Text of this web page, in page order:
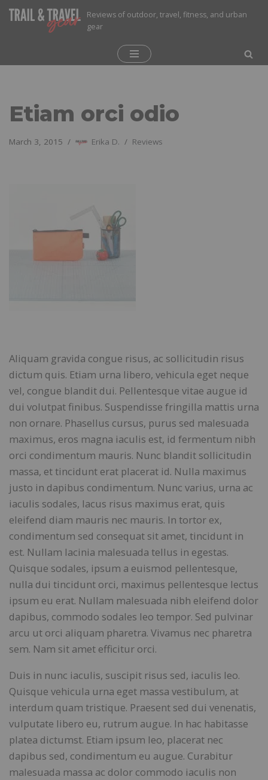
Reviews of outdoor, travel, fitness, and urban
gear
Etiam orci odio
March 3, 2015 Erika D. Reviews
Aliquam gravida congue risus, ac sollicitudin risus
dictum quis. Etiam urna libero, vehicula eget neque
vel, congue blandit dui. Pellentesque vitae augue id
dui volutpat finibus. Suspendisse fringilla mattis urna
non ornare. Phasellus cursus, purus sed malesuada
maximus, eros magna iaculis est, id fermentum nibh
orci condimentum mauris. Nunc blandit sollicitudin
massa, et tincidunt erat placerat id. Nulla maximus
justo in dapibus condimentum. Nunc varius, urna ac
iaculis sodales, lacus risus maximus erat, quis
eleifend diam mauris nec mauris. In tortor ex,
condimentum sed consequat sit amet, tincidunt in
est. Nullam lacinia malesuada tellus in egestas.
Quisque sodales, ipsum a euismod pellentesque,
nulla dui tincidunt orci, maximus pellentesque lectus
ipsum eu erat. Nullam malesuada nibh eleifend dolor
dapibus, commodo sodales leo tempor. Sed pulvinar
arcu ut orci aliquam pharetra. Vivamus nec pharetra
sem. Nam sit amet efficitur orci.
Duis in nunc iaculis, suscipit risus sed, iaculis leo.
Quisque vehicula urna eget massa vestibulum, at
interdum quam tristique. Praesent sed dui venenatis,
vulputate libero eu, rutrum augue. In hac habitasse
platea dictumst. Etiam ipsum leo, placerat nec
dapibus sed, condimentum eu augue. Curabitur
malesuada massa ac dolor commodo iaculis non